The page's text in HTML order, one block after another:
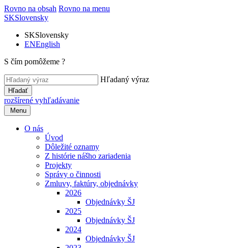
Rovno na obsah Rovno na menu
SKSlovensky
SKSlovensky
ENEnglish
S čím pomôžeme ?
Hľadaný výraz
Hľadať
rozšírené vyhľadávanie
Menu
O nás
Úvod
Dôležité oznamy
Z histórie nášho zariadenia
Projekty
Správy o činnosti
Zmluvy, faktúry, objednávky
2026
Objednávky ŠJ
2025
Objednávky ŠJ
2024
Objednávky ŠJ